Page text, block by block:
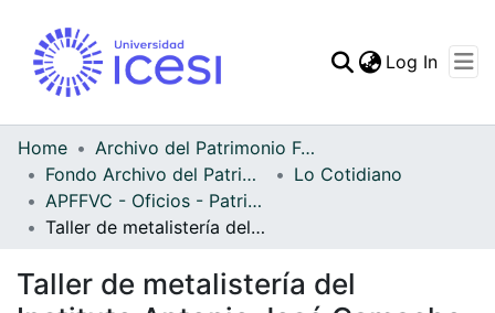
Statistics
Log In
Home
Archivo del Patrimonio Fotográfico y Fílmico del Valle del Cauca
Fondo Archivo del Patrimonio Fotográfico y Fílmico del Valle del Cauca
Lo Cotidiano
APFFVC - Oficios - Patrimonial
Taller de metalistería del Instituto Antonio José Camacho
Taller de metalistería del